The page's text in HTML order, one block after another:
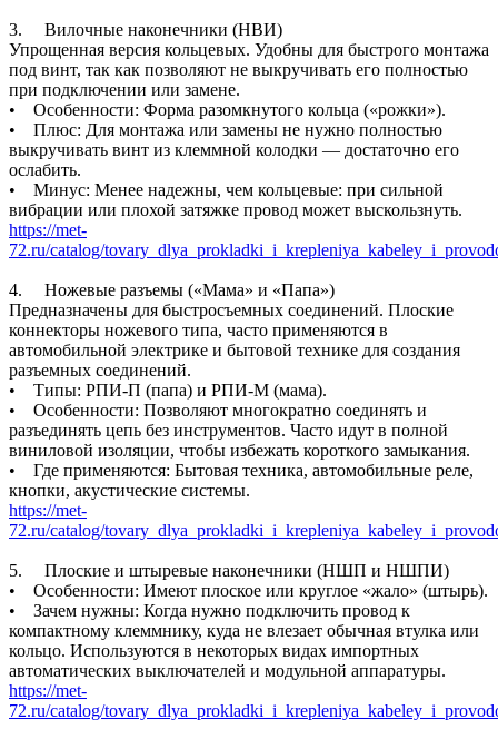
3. Вилочные наконечники (НВИ)
Упрощенная версия кольцевых. Удобны для быстрого монтажа
под винт, так как позволяют не выкручивать его полностью
при подключении или замене.
• Особенности: Форма разомкнутого кольца («рожки»).
• Плюс: Для монтажа или замены не нужно полностью
выкручивать винт из клеммной колодки — достаточно его
ослабить.
• Минус: Менее надежны, чем кольцевые: при сильной
вибрации или плохой затяжке провод может выскользнуть.
https://met-
72.ru/catalog/
4. Ножевые разъемы («Мама» и «Папа»)
Предназначены для быстросъемных соединений. Плоские
коннекторы ножевого типа, часто применяются в
автомобильной электрике и бытовой технике для создания
разъемных соединений.
• Типы: РПИ-П (папа) и РПИ-М (мама).
• Особенности: Позволяют многократно соединять и
разъединять цепь без инструментов. Часто идут в полной
виниловой изоляции, чтобы избежать короткого замыкания.
• Где применяются: Бытовая техника, автомобильные реле,
кнопки, акустические системы.
https://met-
72.ru/catalog/
5. Плоские и штыревые наконечники (НШП и НШПИ)
• Особенности: Имеют плоское или круглое «жало» (штырь).
• Зачем нужны: Когда нужно подключить провод к
компактному клеммнику, куда не влезает обычная втулка или
кольцо. Используются в некоторых видах импортных
автоматических выключателей и модульной аппаратуры.
https://met-
72.ru/catalog/